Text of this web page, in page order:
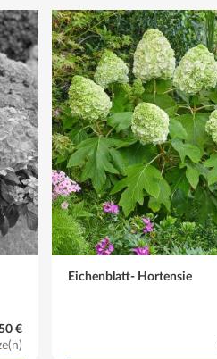
€
Eichenblatt- Hortensie